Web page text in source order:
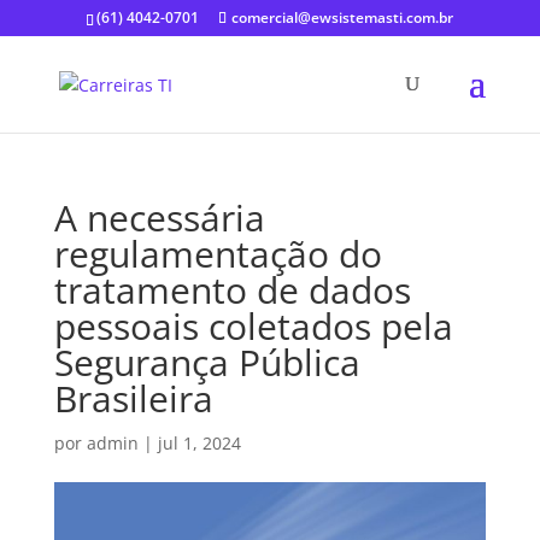
(61) 4042-0701 comercial@ewsistemasti.com.br
A necessária
regulamentação do
tratamento de dados
pessoais coletados pela
Segurança Pública
Brasileira
por admin | jul 1, 2024